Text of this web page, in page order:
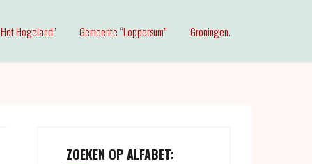
Hogeland” Gemeente “Loppersum” Groningen.
ZOEKEN OP ALFABET: